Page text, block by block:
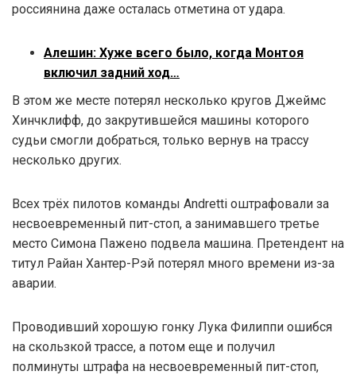
россиянина даже осталась отметина от удара.
Алешин: Хуже всего было, когда Монтоя
включил задний ход…
В этом же месте потерял несколько кругов Джеймс
Хинчклифф, до закрутившейся машины которого
судьи смогли добраться, только вернув на трассу
несколько других.
Всех трёх пилотов команды Andretti оштрафовали за
несвоевременный пит-стоп, а занимавшего третье
место Симона Пажено подвела машина. Претендент на
титул Райан Хантер-Рэй потерял много времени из-за
аварии.
Проводивший хорошую гонку Лука Филиппи ошибся
на скользкой трассе, а потом еще и получил
полминуты штрафа на несвоевременный пит-стоп,